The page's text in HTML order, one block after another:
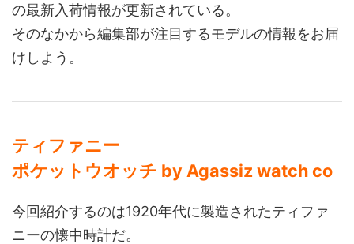
の最新入荷情報が更新されている。
そのなかから編集部が注目するモデルの情報をお届
けしよう。
ティファニー
ポケットウオッチ by Agassiz watch co
今回紹介するのは1920年代に製造されたティファ
ニーの懐中時計だ。